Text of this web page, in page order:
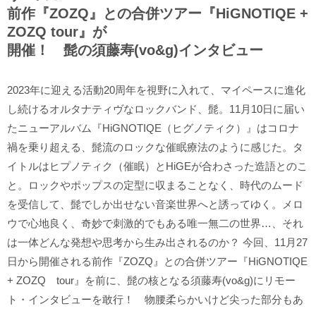
前作『ZOZQ』との合併ツアー『HiGNOTIQE +
ZOZQ tour』が
開催！ 髭の須藤寿(vo&g)インタビュー
2023年に迎える活動20周年を視野に入れて、マイペースに進化
し続けるオルタナティヴなロックバンド、髭。11月10日に届い
たニューアルバム『HiGNOTIQE（ヒグノティク）』はコロナ
禍を乗り超える、髭流のロックな催眠療法のように感じた。タ
イトルはヒプノティク（催眠）とHiGEが合わさった造語とのこ
と。ロックやポップスの定型に収まることなく、時代のムード
を受信して、髭でしか出せない音楽世界へと誘ってゆく。メロ
ウで心地良く、奇妙で刺激的でもある唯一無二の世界…、それ
は一体どんな発想や思考から生み出されるのか？ 今回、11月27
日から開催される前作『ZOZQ』との合併ツアー『HiGNOTIQE
+ ZOZQ tour』を前に、髭の核となる須藤寿(vo&g)にリモー
ト・インタビューを敢行！ 物腰柔らかいけど尖った部分もあ